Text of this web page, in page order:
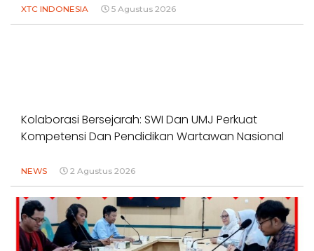
XTC INDONESIA 5 Agustus 2026
Kolaborasi Bersejarah: SWI Dan UMJ Perkuat
Kompetensi Dan Pendidikan Wartawan Nasional
NEWS 2 Agustus 2026